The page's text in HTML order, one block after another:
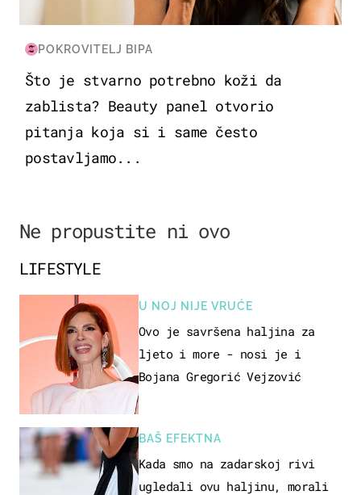
POKROVITELJ BIPA
Što je stvarno potrebno koži da
zablista? Beauty panel otvorio
pitanja koja si i same često
postavljamo...
Ne propustite ni ovo
LIFESTYLE
U NOJ NIJE VRUĆE
Ovo je savršena haljina za
ljeto i more - nosi je i
Bojana Gregorić Vejzović
BAŠ EFEKTNA
Kada smo na zadarskoj rivi
ugledali ovu haljinu, morali